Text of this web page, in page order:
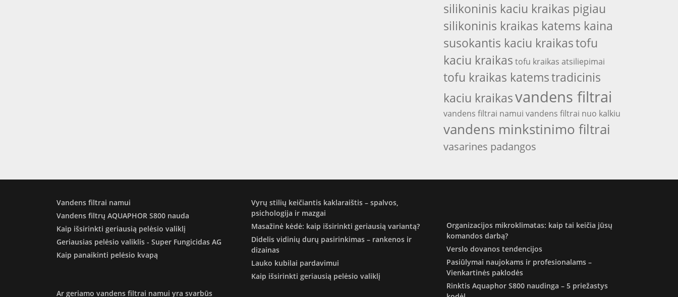
silikoninis kaciu kraikas pigiau
silikoninis kraikas katems kaina
susokantis kaciu kraikastofu
kaciu kraikas tofu kraikas atsiliepimai
tofu kraikas katemstradicinis
kaciu kraikasvandens filtrai
vandens filtrai namui vandens filtrai nuo kalkiu
vandens minkstinimo filtrai
vasarines padangos
Vandens filtrai namui
Vandens filtrų AQUAPHOR S800 nauda
Kaip išsirinkti geriausią pelėsio valiklį
Geriausias pelėsio valiklis - Super Fungicidas AG
Kaip panaikinti pelėsio kvapą
Ar geriamo vandens filtrai namui yra svarbūs
Vyrų stilių keičiantis kaklaraištis – spalvos,
psichologija ir mazgai
Masažinė kėdė: kaip išsirinkti geriausią variantą?
Didelis vidinių durų pasirinkimas – rankenos ir
dizainas
Lauko kubilai pardavimui
Kaip išsirinkti geriausią pelėsio valiklį
Organizacijos mikroklimatas: kaip tai keičia jūsų
komandos darbą?
Verslo dovanos tendencijos
Pasiūlymai naujokams ir profesionalams –
Vienkartinės paklodės
Rinktis Aquaphor S800 naudinga – 5 priežastys